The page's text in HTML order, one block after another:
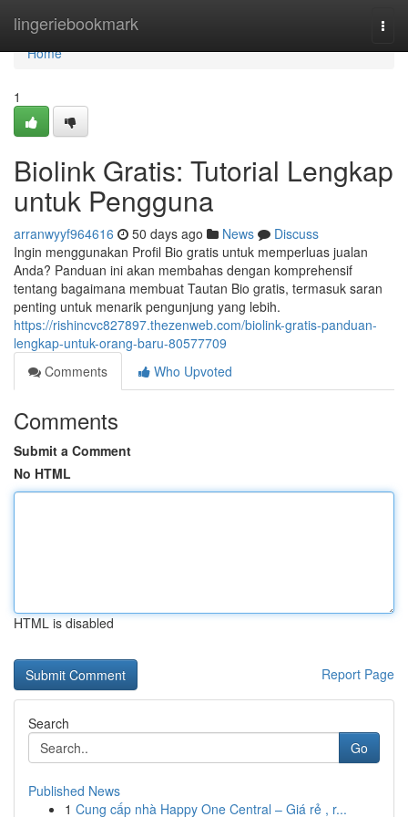
lingeriebookmark
Home
Home
1
Biolink Gratis: Tutorial Lengkap
untuk Pengguna
arranwyyf964616 50 days ago News
Discuss
Ingin menggunakan Profil Bio gratis untuk memperluas jualan
Anda? Panduan ini akan membahas dengan komprehensif
tentang bagaimana membuat Tautan Bio gratis, termasuk saran
penting untuk menarik pengunjung yang lebih.
https://rishincvc827897.thezenweb.com/biolink-gratis-panduan-
lengkap-untuk-orang-baru-80577709
Comments
Who Upvoted
Comments
Submit a Comment
No HTML
HTML is disabled
Report Page
Search
Go
Published News
1 Cung cấp nhà Happy One Central – Giá rẻ , r...